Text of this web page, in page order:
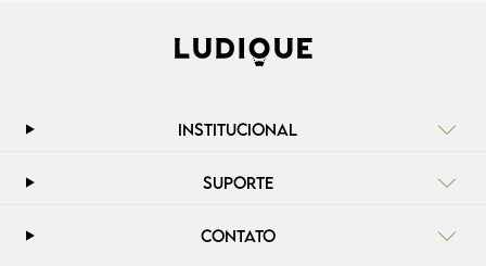
INSTITUCIONAL
SUPORTE
CONTATO